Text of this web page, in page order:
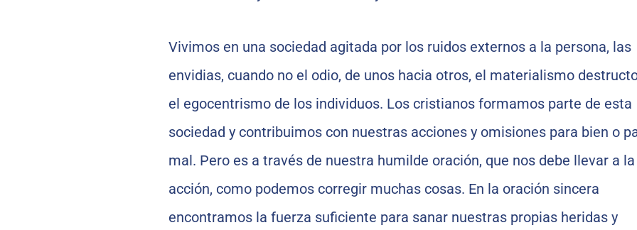
Vivimos en una sociedad agitada por los ruidos externos a la persona, las
envidias, cuando no el odio, de unos hacia otros, el materialismo
el egocentrismo de los individuos. Los cristianos formamos parte de esta
sociedad y contribuimos con nuestras acciones y omisiones para bien o
mal. Pero es a través de nuestra humilde oración, que nos debe llevar a la
acción, como podemos corregir muchas cosas. En la oración sincera
encontramos la fuerza suficiente para sanar nuestras propias heridas y